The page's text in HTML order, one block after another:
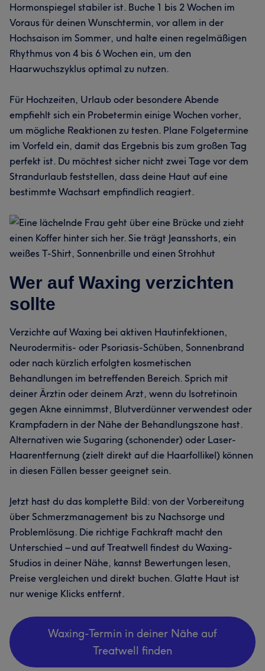
Hormonspiegel stabiler ist. Buche 1 bis 2 Wochen im
Voraus für deinen Wunschtermin, vor allem in der
Hochsaison im Sommer, und halte einen regelmäßigen
Rhythmus von 4 bis 6 Wochen ein, um den
Haarwuchszyklus optimal zu nutzen.
Für Hochzeiten, Urlaub oder besondere Abende
empfiehlt sich ein Probetermin einige Wochen vorher,
um mögliche Reaktionen zu testen. Plane Folgetermine
im Vorfeld ein, damit das Ergebnis bis zum großen Tag
perfekt ist. Du möchtest sicher nicht zwei Tage vor dem
Strandurlaub feststellen, dass deine Haut auf eine
bestimmte Wachsart empfindlich reagiert.
Wer auf Waxing verzichten
sollte
Verzichte auf Waxing bei aktiven Hautinfektionen,
Neurodermitis- oder Psoriasis-Schüben, Sonnenbrand
oder nach kürzlich erfolgten kosmetischen
Behandlungen im betreffenden Bereich. Sprich mit
deiner Ärztin oder deinem Arzt, wenn du Isotretinoin
gegen Akne einnimmst, Blutverdünner verwendest oder
Krampfadern in der Nähe der Behandlungszone hast.
Alternativen wie Sugaring (schonender) oder Laser-
Haarentfernung (zielt direkt auf die Haarfollikel) können
in diesen Fällen besser geeignet sein.
Jetzt hast du das komplette Bild: von der Vorbereitung
über Schmerzmanagement bis zu Nachsorge und
Problemlösung. Die richtige Fachkraft macht den
Unterschied – und auf Treatwell findest du Waxing-
Studios in deiner Nähe, kannst Bewertungen lesen,
Preise vergleichen und direkt buchen. Glatte Haut ist
nur wenige Klicks entfernt.
Waxing-Termin in deiner Nähe auf
Treatwell finden